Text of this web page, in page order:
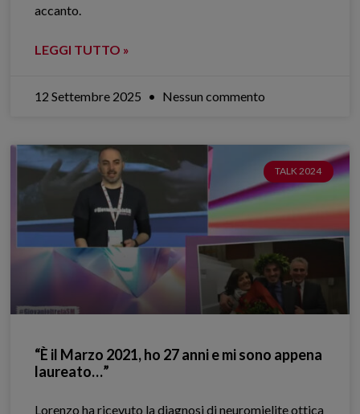
accanto.
LEGGI TUTTO »
12 Settembre 2025 Nessun commento
TALK 2024
“È il Marzo 2021, ho 27 anni e mi sono appena
laureato…”
Lorenzo ha ricevuto la diagnosi di neuromielite ottica